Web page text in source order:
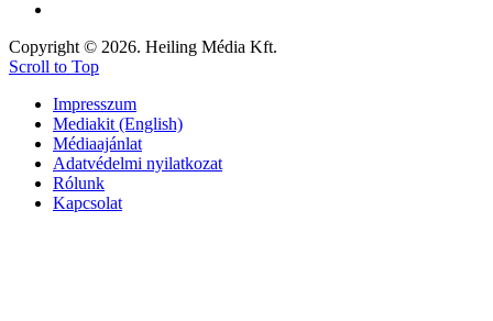
Copyright © 2026. Heiling Média Kft.
Scroll to Top
Impresszum
Mediakit (English)
Médiaajánlat
Adatvédelmi nyilatkozat
Rólunk
Kapcsolat